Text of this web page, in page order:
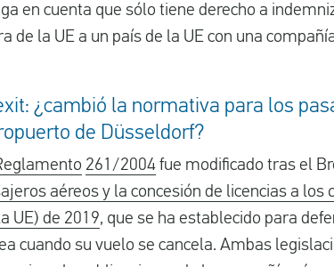
en cuenta que sólo tiene derecho a
de la UE a un país de la UE con una
¿cambió la normativa para los
de Düsseldorf?
261/2004 fue modificado tras el
aéreos y la concesión de licencias a
UE) de 2019, que se ha establecido para
cuando su vuelo se cancela. Ambas